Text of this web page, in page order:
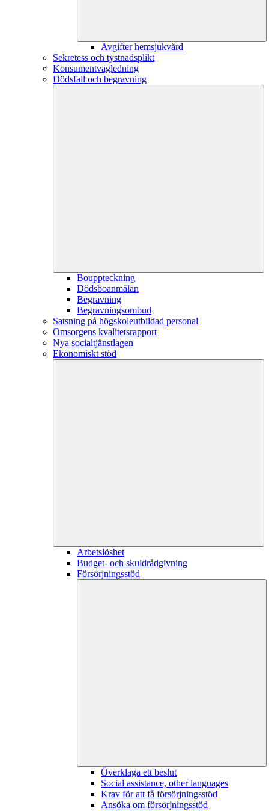
Avgifter hemsjukvård
Sekretess och tystnadsplikt
Konsumentvägledning
Dödsfall och begravning
Bouppteckning
Dödsboanmälan
Begravning
Begravningsombud
Satsning på högskoleutbildad personal
Omsorgens kvalitetsrapport
Nya socialtjänstlagen
Ekonomiskt stöd
Arbetslöshet
Budget- och skuldrådgivning
Försörjningsstöd
Överklaga ett beslut
Social assistance, other languages
Krav för att få försörjningsstöd
Ansöka om försörjningsstöd